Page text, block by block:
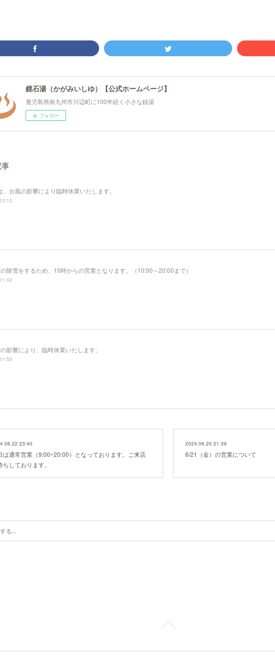
鏡石湯（かがみいしゆ）【公式ホームページ】
鹿児島県南九州市川辺町に100年続く小さな銭湯
フォロー
台風の影響により臨時休業いたします。
除雪をするため、10時からの営業となります。（10:00～20:00まで）
影響により、臨時休業いたします。
23:40
は通常営業（9:00~20:00）となっております。ご来店
ちしております。
2024.06.20 21:39
6/21（金）の営業について